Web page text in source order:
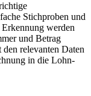
Stichproben und
werden
und Betrag
den relevanten Daten
in die Lohn-